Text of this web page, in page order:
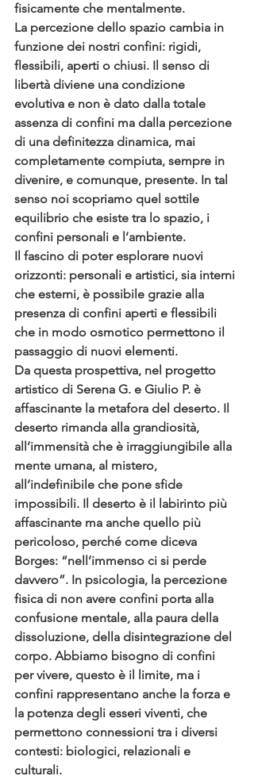
fisicamente che mentalmente.
La percezione dello spazio cambia in
funzione dei nostri confini: rigidi,
flessibili, aperti o chiusi. Il senso di
libertà diviene una condizione
evolutiva e non è dato dalla totale
assenza di confini ma dalla percezione
di una definitezza dinamica, mai
completamente compiuta, sempre in
divenire, e comunque, presente. In tal
senso noi scopriamo quel sottile
equilibrio che esiste tra lo spazio, i
confini personali e l’ambiente.
Il fascino di poter esplorare nuovi
orizzonti: personali e artistici, sia interni
che esterni, è possibile grazie alla
presenza di confini aperti e flessibili
che in modo osmotico permettono il
passaggio di nuovi elementi.
Da questa prospettiva, nel progetto
artistico di Serena G. e Giulio P. è
affascinante la metafora del deserto. Il
deserto rimanda alla grandiosità,
all’immensità che è irraggiungibile alla
mente umana, al mistero,
all’indefinibile che pone sfide
impossibili. Il deserto è il labirinto più
affascinante ma anche quello più
pericoloso, perché come diceva
Borges: “nell’immenso ci si perde
davvero”. In psicologia, la percezione
fisica di non avere confini porta alla
confusione mentale, alla paura della
dissoluzione, della disintegrazione del
corpo. Abbiamo bisogno di confini
per vivere, questo è il limite, ma i
confini rappresentano anche la forza e
la potenza degli esseri viventi, che
permettono connessioni tra i diversi
contesti: biologici, relazionali e
culturali.